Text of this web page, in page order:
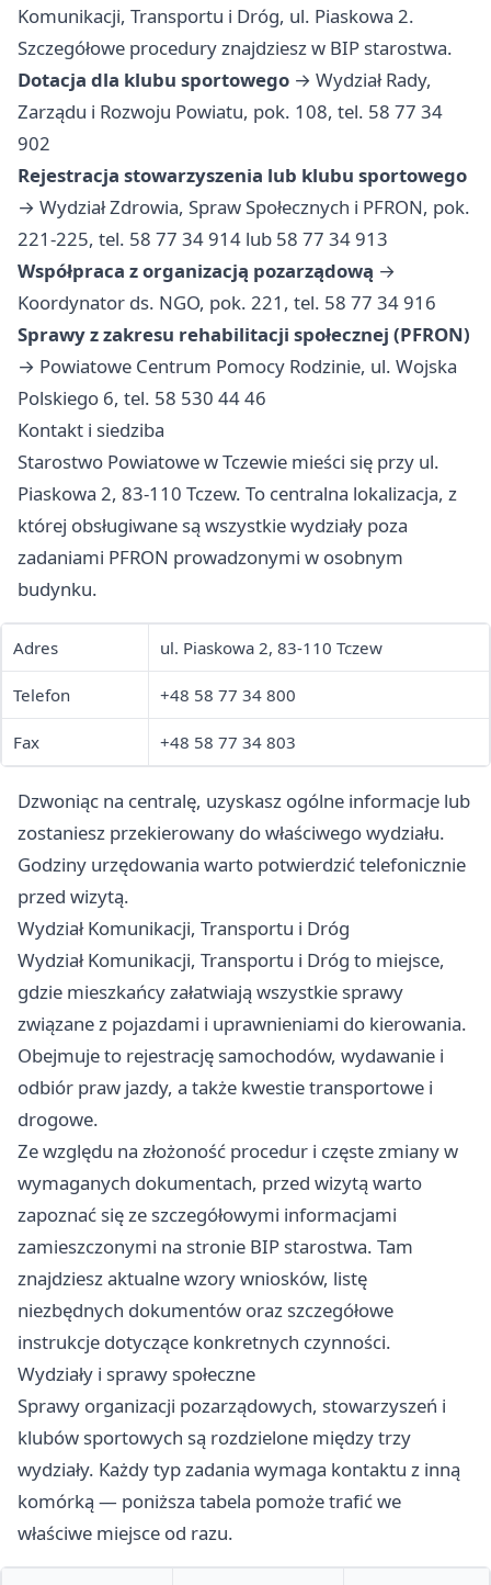
Komunikacji, Transportu i Dróg, ul. Piaskowa 2.
Szczegółowe procedury znajdziesz w BIP starostwa.
Dotacja dla klubu sportowego → Wydział Rady,
Zarządu i Rozwoju Powiatu, pok. 108, tel. 58 77 34
902
Rejestracja stowarzyszenia lub klubu sportowego
→ Wydział Zdrowia, Spraw Społecznych i PFRON, pok.
221-225, tel. 58 77 34 914 lub 58 77 34 913
Współpraca z organizacją pozarządową →
Koordynator ds. NGO, pok. 221, tel. 58 77 34 916
Sprawy z zakresu rehabilitacji społecznej (PFRON)
→ Powiatowe Centrum Pomocy Rodzinie, ul. Wojska
Polskiego 6, tel. 58 530 44 46
Kontakt i siedziba
Starostwo Powiatowe w Tczewie mieści się przy ul.
Piaskowa 2, 83-110 Tczew. To centralna lokalizacja, z
której obsługiwane są wszystkie wydziały poza
zadaniami PFRON prowadzonymi w osobnym
budynku.
Adres ul. Piaskowa 2, 83-110 Tczew
Telefon +48 58 77 34 800
Fax +48 58 77 34 803
Dzwoniąc na centralę, uzyskasz ogólne informacje lub
zostaniesz przekierowany do właściwego wydziału.
Godziny urzędowania warto potwierdzić telefonicznie
przed wizytą.
Wydział Komunikacji, Transportu i Dróg
Wydział Komunikacji, Transportu i Dróg to miejsce,
gdzie mieszkańcy załatwiają wszystkie sprawy
związane z pojazdami i uprawnieniami do kierowania.
Obejmuje to rejestrację samochodów, wydawanie i
odbiór praw jazdy, a także kwestie transportowe i
drogowe.
Ze względu na złożoność procedur i częste zmiany w
wymaganych dokumentach, przed wizytą warto
zapoznać się ze szczegółowymi informacjami
zamieszczonymi na stronie BIP starostwa. Tam
znajdziesz aktualne wzory wniosków, listę
niezbędnych dokumentów oraz szczegółowe
instrukcje dotyczące konkretnych czynności.
Wydziały i sprawy społeczne
Sprawy organizacji pozarządowych, stowarzyszeń i
klubów sportowych są rozdzielone między trzy
wydziały. Każdy typ zadania wymaga kontaktu z inną
komórką — poniższa tabela pomoże trafić we
właściwe miejsce od razu.